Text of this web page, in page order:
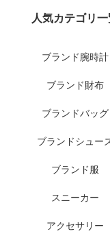
人気カテゴリ
ブランド腕時計
ブランド財布
ブランドバッグ
ブランドシュー
ブランド服
スニーカー
アクセサリー